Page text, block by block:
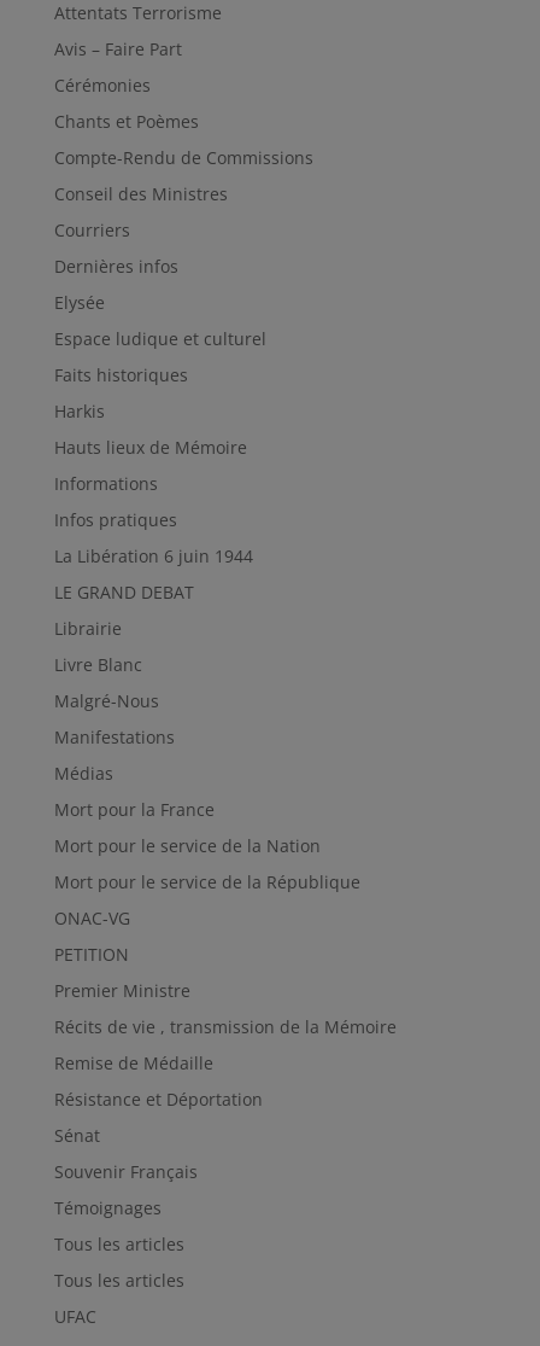
Attentats Terrorisme
Avis – Faire Part
Cérémonies
Chants et Poèmes
Compte-Rendu de Commissions
Conseil des Ministres
Courriers
Dernières infos
Elysée
Espace ludique et culturel
Faits historiques
Harkis
Hauts lieux de Mémoire
Informations
Infos pratiques
La Libération 6 juin 1944
LE GRAND DEBAT
Librairie
Livre Blanc
Malgré-Nous
Manifestations
Médias
Mort pour la France
Mort pour le service de la Nation
Mort pour le service de la République
ONAC-VG
PETITION
Premier Ministre
Récits de vie , transmission de la Mémoire
Remise de Médaille
Résistance et Déportation
Sénat
Souvenir Français
Témoignages
Tous les articles
Tous les articles
UFAC